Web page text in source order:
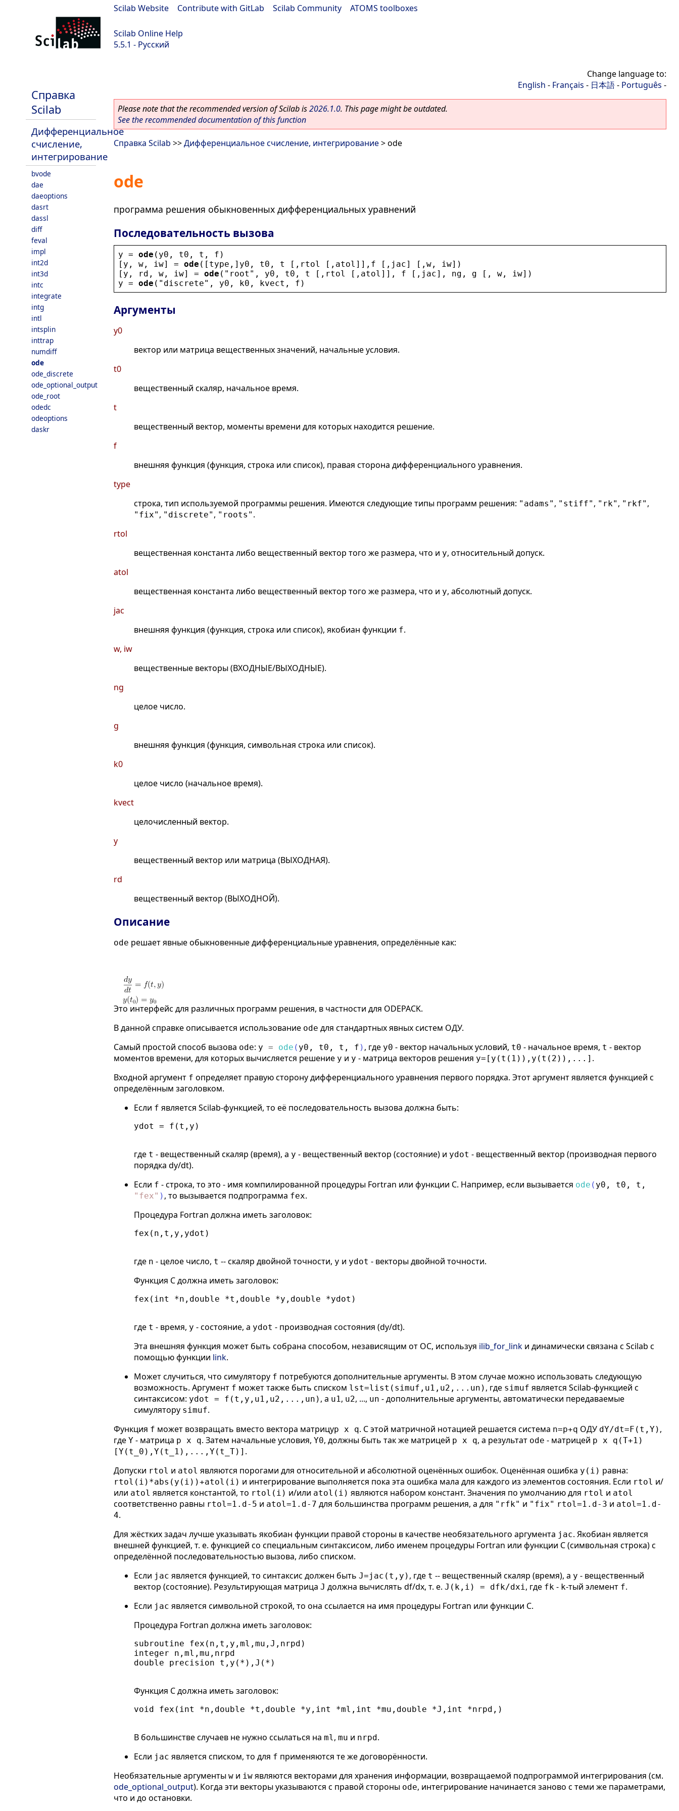
Scilab Website Contribute with GitLab Scilab Community ATOMS toolboxes
Scilab Online Help
5.5.1 - Русский
Справка
Scilab
Дифференциальное
счисление,
интегрирование
bvode
dae
daeoptions
dasrt
dassl
diff
feval
impl
int2d
int3d
intc
integrate
intg
intl
intsplin
inttrap
numdiff
ode
ode_discrete
ode_optional_output
ode_root
odedc
odeoptions
daskr
Change language to:
English - Français - 日本語- Português -
Please note that the recommended version of Scilab is2026.1.0. This page might be outdated.
See the recommended documentation of this function
Справка Scilab >>Дифференциальное счисление, интегрирование> ode
ode
программа решения обыкновенных дифференциальных уравнений
Последовательность вызова
y = ode ( y0 , t0 , t , f )
[ y , w , iw] = ode ([ type ,] y0 , t0 , t [, rtol [, atol ]], f [, jac] [, w , iw])
[ y , rd , w , iw] = ode ( " root " , y0 , t0 , t [, rtol [, atol ]], f [, jac], ng , g [, w , iw])
y = ode ( " discrete" , y0 , k0 , kvect , f )
Аргументы
y0
вектор или матрица вещественных значений, начальные условия.
t0
вещественный скаляр, начальное время.
t
вещественный вектор, моменты времени для которых находится решение.
f
внешняя функция (функция, строка или список), правая сторона дифференциального уравнения.
type
строка, тип используемой программы решения. Имеются следующие типы программ решения: "adams" , "stiff" , "rk" , "rkf" ,
"fix" , "discrete" , "roots" .
rtol
вещественная константа либо вещественный вектор того же размера, что и y, относительный допуск.
atol
вещественная константа либо вещественный вектор того же размера, что и y, абсолютный допуск.
jac
внешняя функция (функция, строка или список), якобиан функции f.
w, iw
вещественные векторы (ВХОДНЫЕ/ВЫХОДНЫЕ).
ng
целое число.
g
внешняя функция (функция, символьная строка или список).
k0
целое число (начальное время).
kvect
целочисленный вектор.
y
вещественный вектор или матрица (ВЫХОДНАЯ).
rd
вещественный вектор (ВЫХОДНОЙ).
Описание
ode решает явные обыкновенные дифференциальные уравнения, определённые как:
Это интерфейс для различных программ решения, в частности для ODEPACK.
В данной справке описывается использование ode для стандартных явных систем ОДУ.
Самый простой способ вызова ode: y = ode ( y0 , t0 , t , f ) , где y0 - вектор начальных условий, t0 - начальное время, t - вектор
моментов времени, для которых вычисляется решение y и y - матрица векторов решения y=[y(t(1)),y(t(2)),...] .
Входной аргумент f определяет правую сторону дифференциального уравнения первого порядка. Этот аргумент является функцией с
определённым заголовком.
Если f является Scilab-функцией, то её последовательность вызова должна быть:
ydot = f(t,y)
где t - вещественный скаляр (время), а y - вещественный вектор (состояние) и ydot - вещественный вектор (производная первого
порядка dy/dt).
Если f - строка, то это - имя компилированной процедуры Fortran или функции C. Например, если вызывается ode ( y0 , t0 , t ,
" fex" ) , то вызывается подпрограмма fex.
Процедура Fortran должна иметь заголовок:
fex(n,t,y,ydot)
где n - целое число, t -- скаляр двойной точности, y и ydot - векторы двойной точности.
Функция C должна иметь заголовок:
fex(int *n,double *t,double *y,double *ydot)
где t - время, y - состояние, а ydot - производная состояния (dy/dt).
Эта внешняя функция может быть собрана способом, независящим от ОС, используя ilib_for_link и динамически связана с Scilab с
помощью функции link.
Может случиться, что симулятору f потребуются дополнительные аргументы. В этом случае можно использовать следующую
возможность. Аргумент f может также быть списком lst=list(simuf,u1,u2,...un) , где simuf является Scilab-функцией с
синтаксисом: ydot = f(t,y,u1,u2,...,un) , а u1, u2, ..., un - дополнительные аргументы, автоматически передаваемые
симулятору simuf.
Функция f может возвращать вместо вектора матрицуp x q. С этой матричной нотацией решается система n=p+q ОДУ dY/dt=F(t,Y) ,
где Y - матрица p x q. Затем начальные условия, Y0, должны быть так же матрицей p x q, а результат ode - матрицей p x q(T+1)
[Y(t_0),Y(t_1),...,Y(t_T)] .
Допуски rtol и atol являются порогами для относительной и абсолютной оценённых ошибок. Оценённая ошибка y(i) равна:
rtol(i)*abs(y(i))+atol(i) и интегрирование выполняется пока эта ошибка мала для каждого из элементов состояния. Если rtol и/
или atol является константой, то rtol(i) и/или atol(i) являются набором констант. Значения по умолчанию для rtol и atol
соответственно равны rtol=1.d-5 и atol=1.d-7 для большинства программ решения, а для "rfk" и "fix" rtol=1.d-3 и atol=1.d-
4.
Для жёстких задач лучше указывать якобиан функции правой стороны в качестве необязательного аргумента jac. Якобиан является
внешней функцией, т. е. функцией со специальным синтаксисом, либо именем процедуры Fortran или функции C (символьная строка) с
определённой последовательностью вызова, либо списком.
Если jac является функцией, то синтаксис должен быть J=jac(t,y) , где t -- вещественный скаляр (время), а y - вещественный
вектор (состояние). Результирующая матрица J должна вычислять df/dx, т. е. J(k,i) = dfk/dxi, где fk - k-тый элемент f.
Если jac является символьной строкой, то она ссылается на имя процедуры Fortran или функции C.
Процедура Fortran должна иметь заголовок:
subroutine fex(n,t,y,ml,mu,J,nrpd)
integer n,ml,mu,nrpd
double precision t,y(*),J(*)
Функция C должна иметь заголовок:
void fex(int *n,double *t,double *y,int *ml,int *mu,double *J,int *nrpd,)
В большинстве случаев не нужно ссылаться на ml, mu и nrpd .
Если jac является списком, то для f применяются те же договорённости.
Необязательные аргументы w и iw являются векторами для хранения информации, возвращаемой подпрограммой интегрирования (см.
ode_optional_output). Когда эти векторы указываются с правой стороны ode, интегрирование начинается заново с теми же параметрами,
что и до остановки.